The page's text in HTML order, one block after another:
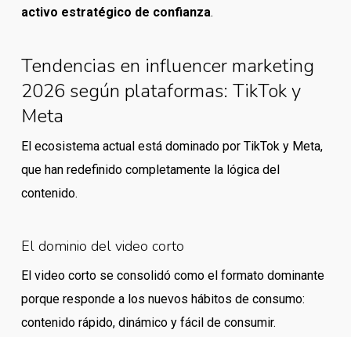
activo estratégico de confianza.
Tendencias en influencer marketing
2026 según plataformas: TikTok y
Meta
El ecosistema actual está dominado por TikTok y Meta,
que han redefinido completamente la lógica del
contenido.
El dominio del video corto
El video corto se consolidó como el formato dominante
porque responde a los nuevos hábitos de consumo:
contenido rápido, dinámico y fácil de consumir.